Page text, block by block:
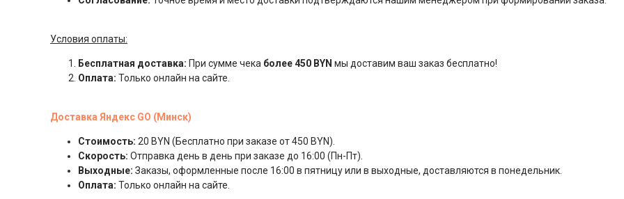
Условия оплаты:
Бесплатная доставка: При сумме чека более 450 BYN мы доставим ваш заказ бесплатно!
Оплата: Только онлайн на сайте.
Доставка Яндекс GO (Минск)
Стоимость: 20 BYN (Бесплатно при заказе от 450 BYN).
Скорость: Отправка день в день при заказе до 16:00 (Пн-Пт).
Выходные: Заказы, оформленные после 16:00 в пятницу или в выходные, доставляются в понедельник.
Оплата: Только онлайн на сайте.